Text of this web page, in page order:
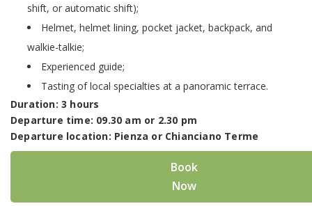
shift, or automatic shift);
Helmet, helmet lining, pocket jacket, backpack, and
walkie-talkie;
Experienced guide;
Tasting of local specialties at a panoramic terrace.
Duration: 3 hours
Departure time: 09.30 am or 2.30 pm
Departure location: Pienza or Chianciano Terme
Book
Now